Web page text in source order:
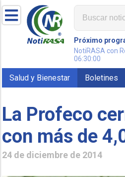
Próximo
NotiRASA con
06:30:00
Salud y Bienestar Boletines
La Profeco
con más de
24 de diciembre de 2014